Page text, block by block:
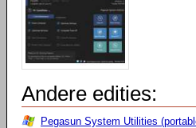
Andere edities:
Pegasun System Utilities